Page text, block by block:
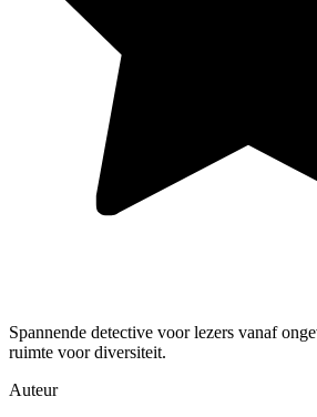
Spannende detective voor lezers vanaf
ruimte voor diversiteit.
Auteur